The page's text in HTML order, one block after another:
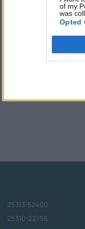
of my
was
Opted
25313-52400
25310-22756